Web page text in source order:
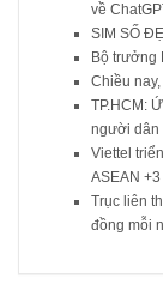
về
SIM SỐ
Bộ trưởng
Chiều
TP.HCM:
người dân
Viettel
ASEAN +3
Trục liên
đồng mỗi